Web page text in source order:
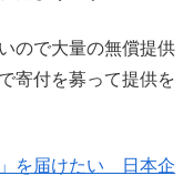
ので大量の無償提供
寄付を募って提供を
を届けたい 日本企